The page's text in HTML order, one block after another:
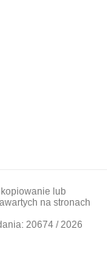
lub
na stronach
20674 / 2026